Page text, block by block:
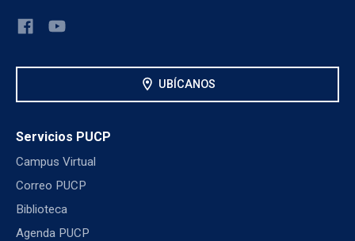
location_on UBÍCANOS
Servicios PUCP
Campus Virtual
Correo PUCP
Biblioteca
Agenda PUCP